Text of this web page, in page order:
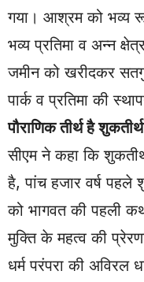
गया। आश्रम को भव्य
भव्य प्रतिमा व अन्न
जमीन को खरीदकर
पार्क व प्रतिमा की
पौराणिक तीर्थ है शुकतीर्थ
सीएम ने कहा कि
है, पांच हजार वर्ष पहले
को भागवत की पहली
मुक्ति के महत्व की
धर्म परंपरा की अविरल